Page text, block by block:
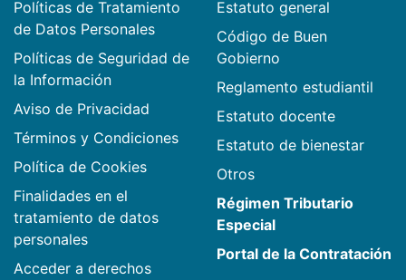
Políticas de Tratamiento
de Datos Personales
Políticas de Seguridad de
la Información
Aviso de Privacidad
Términos y Condiciones
Política de Cookies
Finalidades en el
tratamiento de datos
personales
Acceder a derechos
Estatuto general
Código de Buen
Gobierno
Reglamento estudiantil
Estatuto docente
Estatuto de bienestar
Otros
Régimen Tributario
Especial
Portal de la Contratación